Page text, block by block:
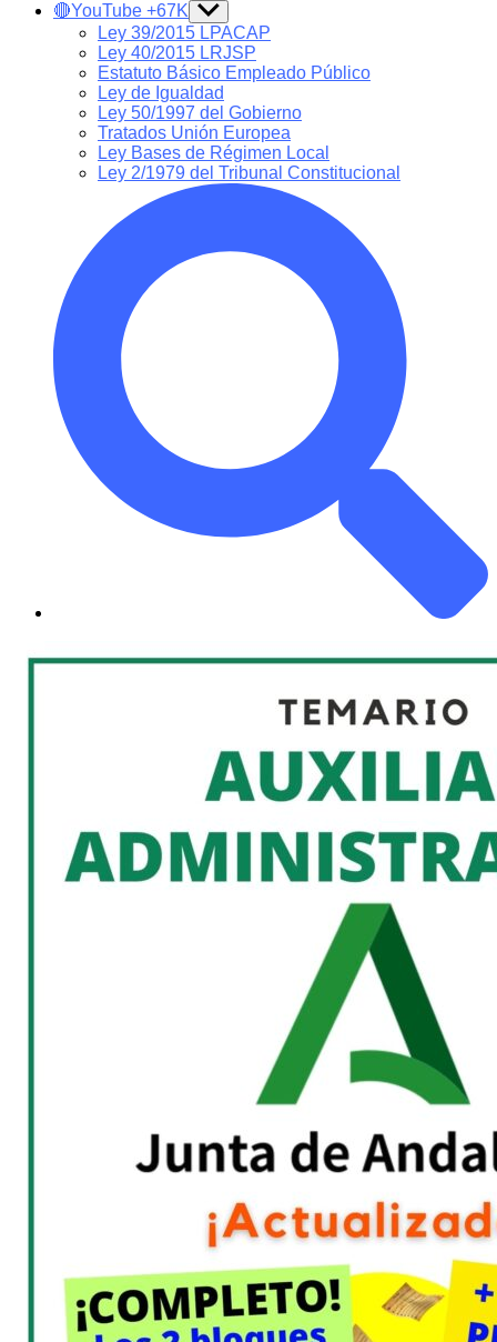
🔴YouTube +67K Show
sub
menu
Ley 39/2015 LPACAP
Ley 40/2015 LRJSP
Estatuto Básico Empleado Público
Ley de Igualdad
Ley 50/1997 del Gobierno
Tratados Unión Europea
Ley Bases de Régimen Local
Ley 2/1979 del Tribunal Constitucional